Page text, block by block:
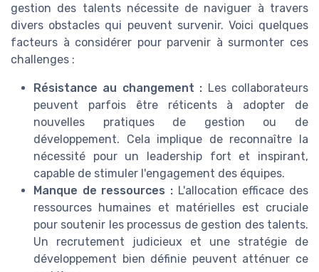
gestion des talents nécessite de naviguer à travers
divers obstacles qui peuvent survenir. Voici quelques
facteurs à considérer pour parvenir à surmonter ces
challenges :
Résistance au changement : Les collaborateurs
peuvent parfois être réticents à adopter de
nouvelles pratiques de gestion ou de
développement. Cela implique de reconnaître la
nécessité pour un leadership fort et inspirant,
capable de stimuler l'engagement des équipes.
Manque de ressources : L'allocation efficace des
ressources humaines et matérielles est cruciale
pour soutenir les processus de gestion des talents.
Un recrutement judicieux et une stratégie de
développement bien définie peuvent atténuer ce